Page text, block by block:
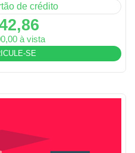
de crédito
à vista
SE